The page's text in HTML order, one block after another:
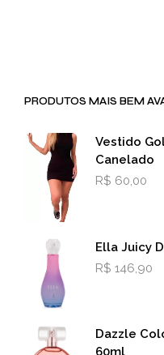
PRODUTOS MAIS BEM
Vestido
Canelado
R$ 60,00
Ella Juicy
R$ 146,90
Dazzle
60ml